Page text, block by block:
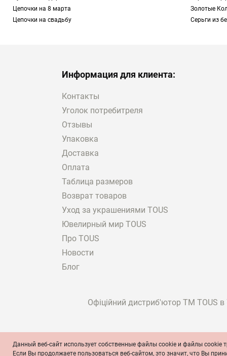
Чем особенны с
Этот минерал
отливом. Иногда
эффект
Поэтому подобные
В ассортименте
модели. К тому же в
Если вам интересен
Сережек
сердоликами. Все это
Некоторые
Цепочки на 8 марта
Цепочки на свадьбу
Золотые
Cерьги из
Информация для клиента:
Контакты
Уголок потребитреля
Отзывы
Упаковка
Доставка
Оплата
Таблица размеров
Возврат товаров
Уход за украшениями TOUS
Ювелирный мир TOUS
Про TOUS
Новости
Блог
Офіційний дистриб'ютор ТМ TOUS в
© TOUS, ювелиры с 1920 года Условия и
Данный веб-сайт использует собственные файлы cookie и файлы cookie
Если Вы продолжаете пользоваться веб-сайтом, это значит, что Вы